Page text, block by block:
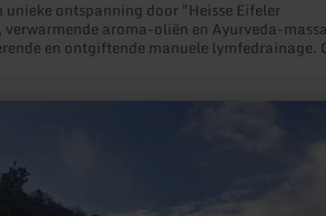
unieke ontspanning door "Heisse Eifeler
aroma-oliën en Ayurveda-
en ontgiftende manuele lymfedrainage.